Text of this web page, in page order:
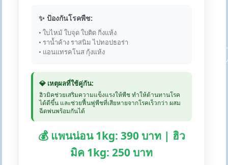
✨ ป้องกันโรคพืช:
• ใบไหม้ ใบจุด ใบติด กิ่งแห้ง
• ราน้ำค้าง ราสนิม ไปทอปธอร่า
• แอนแทรคโนส กุ้งแห้ง
💎 เหตุผลที่ใช้คู่กัน:
ฮิวมิคช่วยเสริมความแข็งแรงให้พืช ทำให้ต้านทานโรค
ได้ดีขึ้น และช่วยฟื้นฟูพืชที่เสียหายจากโรคเร็วกว่า ผสม
ฉีดพ่นพร้อมกันได้
💰 แพนน่อน 1kg: 390 บาท | ฮิว
มิค 1kg: 250 บาท